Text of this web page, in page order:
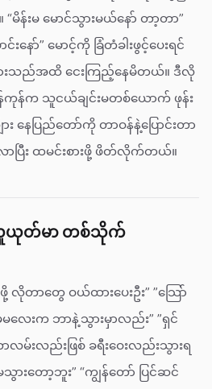
“မိန်းမ မောင်သွားမယ်နော် တာ့တာ”
နော်” မောင့်ကို ခြံတံခါးဖွင့်ပေးရင်
းသည်အထိ ငေးကြည့်နေမိတယ်။ ဒီလို
ကုန်က သူငယ်ချင်းမတစ်ယောက် ဖုန်း
ေပြည်တော်ကို တာဝန်နဲ့ပြောင်းတာ
ပြီး ထမင်းစားဖို့ ဖိတ်လိုက်တယ်။
လူယုတ်မာ တစ်သိုက်
လိုတာတွေ ဝယ်ထားပေးဦး” ”သြော်
ေးက ဘာနဲ့သွားမှာလည်း” ”ရှင်
လမ်းလည်းဖြစ် ခရီးဝေးလည်းသွားရ
းတော့ဘူး” “ကျွန်တော် ပြင်ဆင်